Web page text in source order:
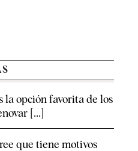
la opción favorita de los
[...]
que tiene motivos